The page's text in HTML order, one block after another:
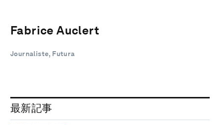
Fabrice Auclert
Journaliste, Futura
最新記事